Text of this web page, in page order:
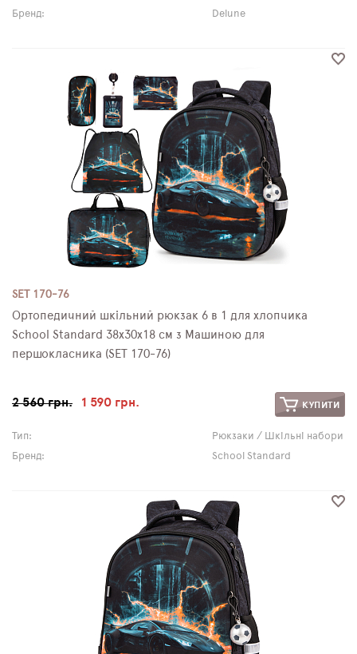
Бренд:
Delune
SET 170-76
Ортопедичний шкільний рюкзак 6 в 1 для хлопчика
School Standard 38х30х18 см з Машиною для
першокласника (SET 170-76)
2 560 грн. 1 590 грн. КУПИТИ
Тип:
Рюкзаки / Шкільні набори
Бренд:
School Standard